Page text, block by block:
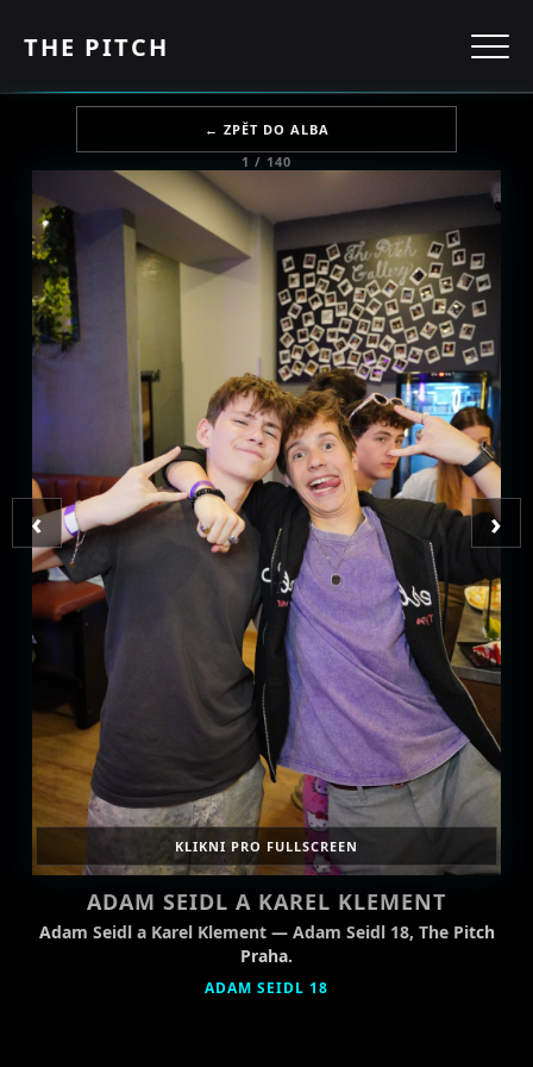
THE PITCH
← ZPĚT DO ALBA
1 / 140
‹ ›
KLIKNI PRO FULLSCREEN
ADAM SEIDL A KAREL KLEMENT
Adam Seidl a Karel Klement — Adam Seidl 18, The Pitch
Praha.
ADAM SEIDL 18